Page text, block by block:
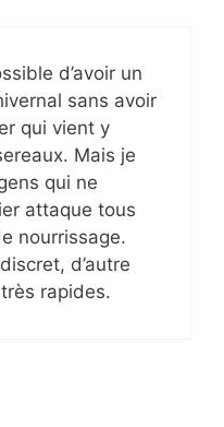
d’avoir un
sans avoir
qui vient y
Mais je
qui ne
attaque tous
nourrissage.
d’autre
rapides.